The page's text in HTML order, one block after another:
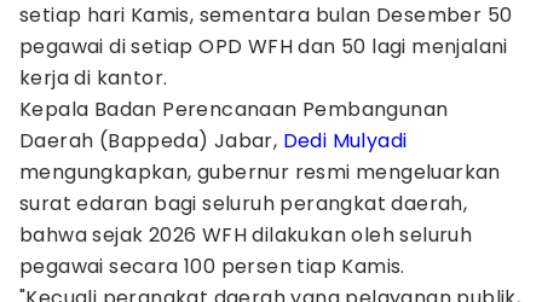
setiap hari Kamis, sementara bulan Desember 50
pegawai di setiap OPD WFH dan 50 lagi menjalani
kerja di kantor.
Kepala Badan Perencanaan Pembangunan
Daerah (Bappeda) Jabar, Dedi Mulyadi
mengungkapkan, gubernur resmi mengeluarkan
surat edaran bagi seluruh perangkat daerah,
bahwa sejak 2026 WFH dilakukan oleh seluruh
pegawai secara 100 persen tiap Kamis.